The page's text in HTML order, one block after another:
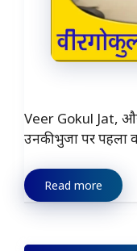
Veer Gokul Jat,
उनकी भुजा पर पहला
Read more